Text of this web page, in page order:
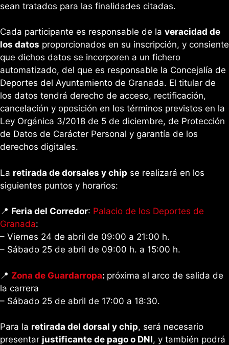
sean tratados para las finalidades citadas.
Cada participante es responsable de la veracidad de
los datos proporcionados en su inscripción, y consiente
que dichos datos se incorporen a un fichero
automatizado, del que es responsable la Concejalía de
Deportes del Ayuntamiento de Granada. El titular de
los datos tendrá derecho de acceso, rectificación,
cancelación y oposición en los términos previstos en la
Ley Orgánica 3/2018 de 5 de diciembre, de Protección
de Datos de Carácter Personal y garantía de los
derechos digitales.
La retirada de dorsales y chip se realizará en los
siguientes puntos y horarios:
📍 Feria del Corredor: Palacio de los Deportes de
Granada:
– Viernes 24 de abril de 09:00 a 21:00 h.
– Sábado 25 de abril de 09:00 h. a 15:00 h.
📍 Zona de Guardarropa: próxima al arco de salida de
la carrera
– Sábado 25 de abril de 17:00 a 18:30.
Para la retirada del dorsal y chip, será necesario
presentar justificante de pago o DNI, y también podrá